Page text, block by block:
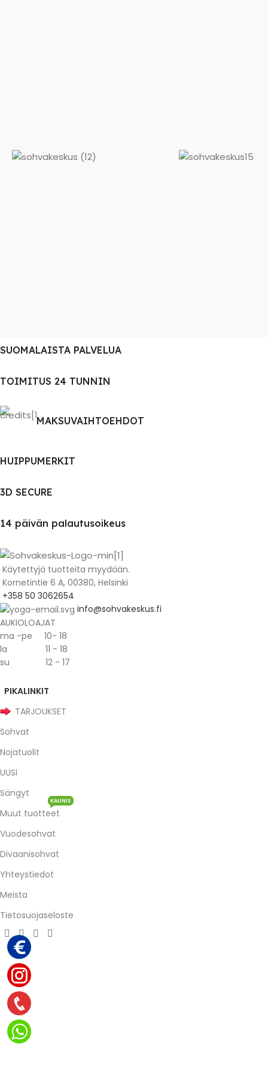
SUOMALAISTA PALVELUA
TOIMITUS 24 TUNNIN
MAKSUVAIHTOEHDOT
HUIPPUMERKIT
3D SECURE
14 päivän palautusoikeus
Käytettyjä tuotteita myydään.
Kornetintie 6 A, 00380, Helsinki
+358 50 3062654
info@sohvakeskus.fi
AUKIOLOAJAT
ma -pe 10- 18
la 11 - 18
su 12 - 17
PIKALINKIT
TARJOUKSET
Sohvat
Nojatuolit
UUSI
Sängyt
Muut tuotteet
KAUNIS
Vuodesohvat
Divaanisohvat
Yhteystiedot
Meista
Tietosuojaseloste